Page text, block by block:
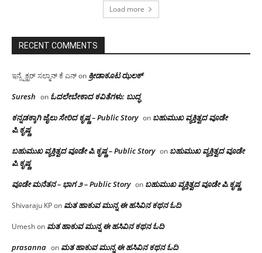
Load more
RECENT COMMENTS
ಇನ್ಸ್ಪೆಕ್ಟರ್ ಸಲ್ಮಾನ್ ಕೆ ಎನ್on ಕ್ರೀಡಾಕೂಟ ಝಲಕ್
Suresh on ಓದಲೇಬೇಕಾದ‌ ಕವಿತೆಗಳು: ಬುದ್ಧ
ಕನ್ನಡಕ್ಕಾಗಿ ಜೈಲು ಸೇರಿದ ಕೃಷ್ಣ – Public Story on ಬಹುಮುಖ ವ್ಯಕ್ತಿತ್ವದ ವೂಡೇ
ಪಿ.ಕೃಷ್ಣ
ಬಹುಮುಖ ವ್ಯಕ್ತಿತ್ವದ ವೂಡೇ ಪಿ.ಕೃಷ್ಣ – Public Story on ಬಹುಮುಖ ವ್ಯಕ್ತಿತ್ವದ ವೂಡೇ
ಪಿ.ಕೃಷ್ಣ
ವೂಡೇ ಮನೆತನ – ಭಾಗ ೨ – Public Story on ಬಹುಮುಖ ವ್ಯಕ್ತಿತ್ವದ ವೂಡೇ ಪಿ.ಕೃಷ್ಣ
Shivaraju KPon ಮತ ಹಾಕುವ ಮುನ್ನ ಈ ಹಸಿವಿನ ಕಥನ ಓದಿ
Umeshon ಮತ ಹಾಕುವ ಮುನ್ನ ಈ ಹಸಿವಿನ ಕಥನ ಓದಿ
prasanna on ಮತ ಹಾಕುವ ಮುನ್ನ ಈ ಹಸಿವಿನ ಕಥನ ಓದಿ